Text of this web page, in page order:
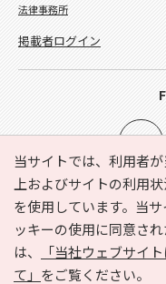
当サイトでは、利用者
上およびサイトの利用
を使用しています。当
ッキーの使用に同意さ
は、
「当社ウェブサイ
て」 をご覧ください。
e-NAVITA（イーナビタ
利用規約
個人情報
サイトマップ
法律事務所
掲載者ログイン